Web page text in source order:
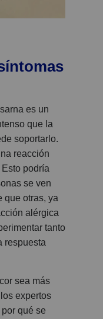
es un
que la
soportarlo.
reacción
podría
se ven
que otras, ya
alérgica
tanto
respuesta
sea más
expertos
qué se